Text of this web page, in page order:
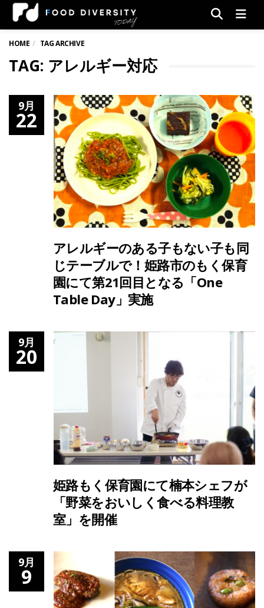
HOME TAG ARCHIVE
TAG: アレルギー対応
9月
22
アレルギーのある子もない子も同
じテーブルで！姫路市のもく保育
園にて第21回目となる「One
Table Day」実施
9月
20
姫路もく保育園にて楠本シェフが
「野菜をおいしく食べる料理教
室」を開催
9月
9